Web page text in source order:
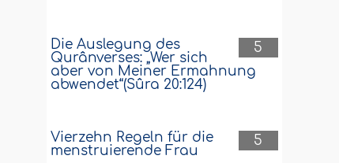
5
Die Auslegung des
Qurânverses: „Wer sich
aber von Meiner Ermahnung
abwendet“(Sûra 20:124)
5
Vierzehn Regeln für die
menstruierende Frau